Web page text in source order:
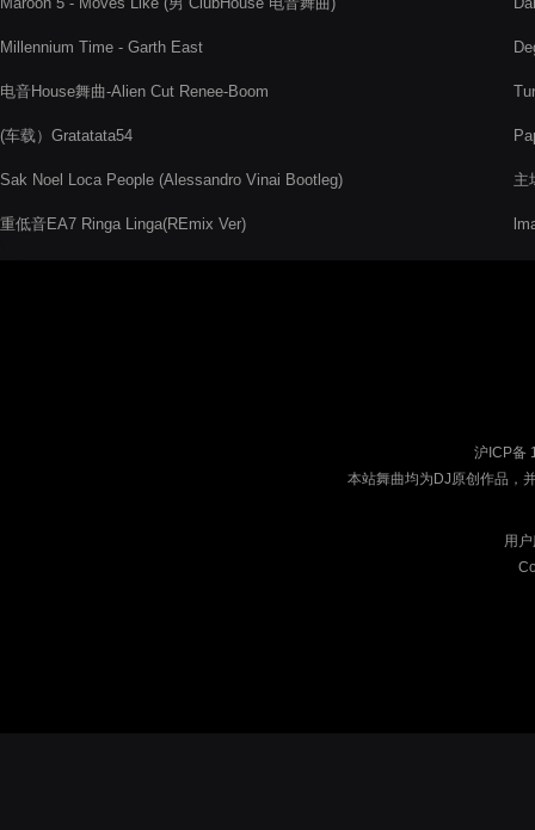
Millennium Time - Garth East
电音House舞曲-Alien Cut Renee-Boom
(车载）Gratatata54
Sak Noel Loca People (Alessandro Vinai Bootleg)
重低音EA7 Ringa Linga(REmix Ver)
主
沪ICP备
本站舞曲均为DJ原创作品，
用